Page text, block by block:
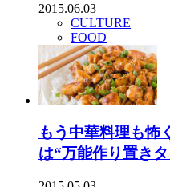
2015.06.03
CULTURE
FOOD
もう中華料理も怖
は“万能作り置き